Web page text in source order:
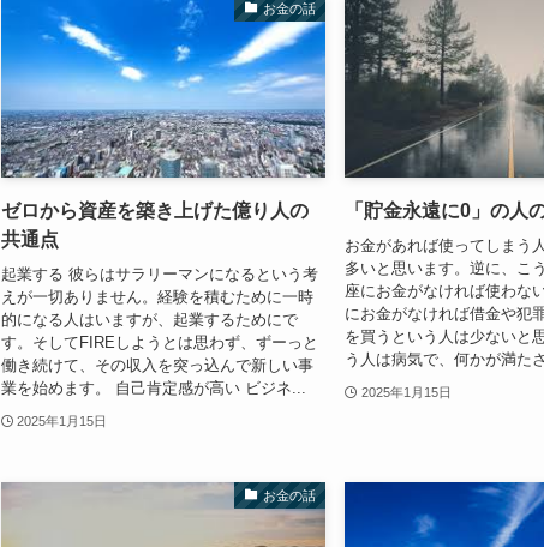
お金の話
ゼロから資産を築き上げた億り人の
共通点
起業する 彼らはサラリーマンになるという考
えが一切ありません。経験を積むために一時
的になる人はいますが、起業するためにで
す。そしてFIREしようとは思わず、ずーっと
働き続けて、その収入を突っ込んで新しい事
業を始めます。 自己肯定感が高い ビジネ...
2025年1月15日
「貯金永遠に0」の人
お金があれば使ってしまう
多いと思います。逆に、こ
座にお金がなければ使わな
にお金がなければ借金や犯
を買うという人は少ないと
う人は病気で、何かが満た
2025年1月15日
お金の話